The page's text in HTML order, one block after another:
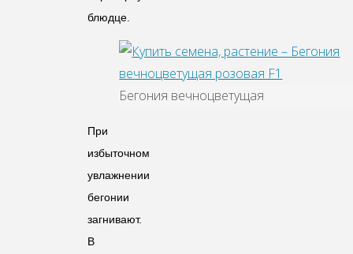
блюдце.
Бегония вечноцветущая
При
избыточном
увлажнении
бегонии
загнивают.
В